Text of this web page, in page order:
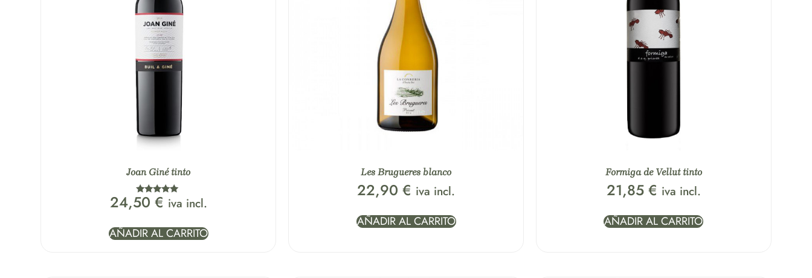
Joan Giné tinto
Valorado
con
24,50 € iva incl.
AÑADIR AL CARRITO
Les Brugueres blanco
22,90 € iva incl.
AÑADIR AL CARRITO
Formiga de Vellut tinto
21,85 € iva incl.
AÑADIR AL CARRITO